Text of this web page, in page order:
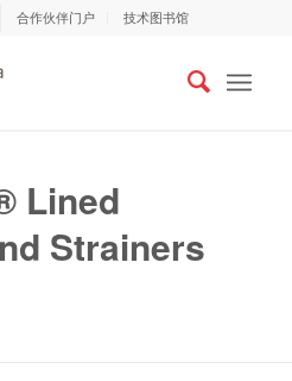
合作伙伴门户 技术图书馆
Lined
Strainers